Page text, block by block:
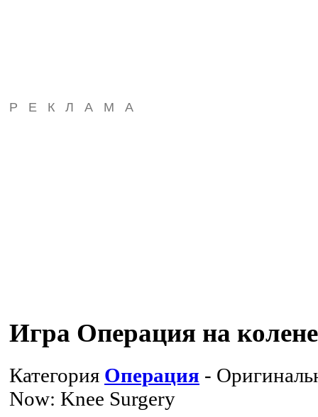
РЕКЛАМА
Игра Операция на колене
Категория Операция -
Now: Knee Surgery